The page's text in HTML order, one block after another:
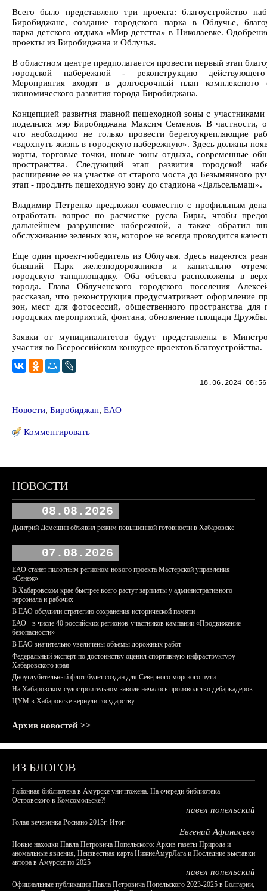
Всего было представлено три проекта: благоустройство
Биробиджане, создание городского парка в Облучье,
парка детского отдыха «Мир детства» в Николаевке.
проекты из Биробиджана и Облучья.
В областном центре предполагается провести первый этап
городской набережной - реконструкцию
Мероприятия входят в долгосрочный план комплексного
экономического развития города Биробиджана.
Концепцией развития главной пешеходной зоны с
поделился мэр Биробиджана Максим Семенов. В частности,
что необходимо не только провести берегоукрепляющие
«вдохнуть жизнь в городскую набережную». Здесь должны
корты, торговые точки, новые зоны отдыха, современные
пространства. Следующий этап развития городской
расширение ее на участке от старого моста до Безымянного
этап - продлить пешеходную зону до стадиона «Дальсельмаш».
Владимир Петренко предложил совместно с профильным
отработать вопрос по расчистке русла Биры, чтобы
дальнейшем разрушение набережной, а также обратил
обслуживание зеленых зон, которое не всегда проводится
Еще один проект-победитель из Облучья. Здесь надеются
бывший Парк железнодорожников и капитально
городскую танцплощадку. Оба объекта расположены в
города. Глава Облученского городского поселения
рассказал, что реконструкция предусматривает оформление
зон, мест для фотосессий, общественного пространства для
городских мероприятий, фонтана, обновление площади
Заявки от муниципалитетов будут представлены в
участия во Всероссийском конкурсе проектов благоустройства.
18.06.2024
Новости, Биробиджан, ЕАО
Комментировать
НОВОСТИ
08.08.2026
Дмитрий Демешин объявил режим повышенной готовности в Хабаровске
07.08.2026
ЕАО станет пилотным регионом нового проекта Мастерской управления
«Сенеж»
В Хабаровском крае быстрее всего растут зарплаты у административного
персонала и рабочих
В ЕАО обсудили стратегию сохранения исторической памяти
ЕАО - в числе 40 российских регионов-участников кампании «Продвижение
безопасности»
В ЕАО значительно увеличены объемы дорожных работ
Федеральный эксперт по достоинству оценил спортивную инфраструктуру
Хабаровского края
Дноуглубительный флот будет создан для Северного морского пути
На Хабаровском судостроительном заводе началось производство дебаркадеров
ЦУМ в Хабаровске вернули государству
Архив новостей >>
ИЗ БЛОГОВ
Районная библиотека в Амурске уничтожена. На очереди библиотека
Островского в Комсомольске?!
павел попельский
Голая вечеринка Роснано 2015г. Итог.
Евгений Афанасьев
Новые находки Павла Петровича Попельского: Архив газеты Природа и
аномальные явления, Неизвестная карта НижнеАмурЛага и Последние выставки
автора в Амурске по 2025
павел попельский
Официальные публикации Павла Петровича Попельского 2023-2025 в Болгарии,